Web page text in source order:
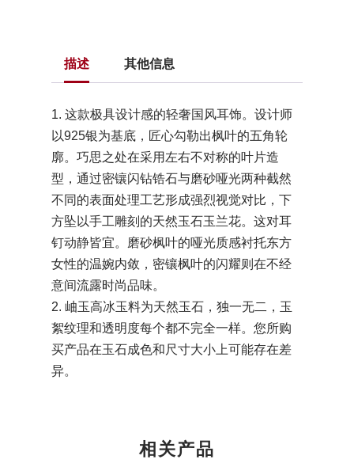
描述 其他信息
1. 这款极具设计感的轻奢国风耳饰。设计师
以925银为基底，匠心勾勒出枫叶的五角轮
廓。巧思之处在采用左右不对称的叶片造
型，通过密镶闪钻锆石与磨砂哑光两种截然
不同的表面处理工艺形成强烈视觉对比，下
方坠以手工雕刻的天然玉石玉兰花。这对耳
钉动静皆宜。磨砂枫叶的哑光质感衬托东方
女性的温婉内敛，密镶枫叶的闪耀则在不经
意间流露时尚品味。
2. 岫玉高冰玉料为天然玉石，独一无二，玉
絮纹理和透明度每个都不完全一样。您所购
买产品在玉石成色和尺寸大小上可能存在差
异。
相关产品